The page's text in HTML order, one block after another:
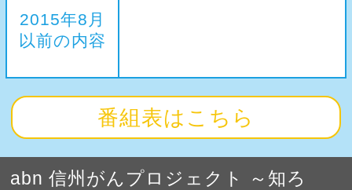
2015年8月
以前の内容
番組表はこちら
abn 信州がんプロジェクト ～知ろ